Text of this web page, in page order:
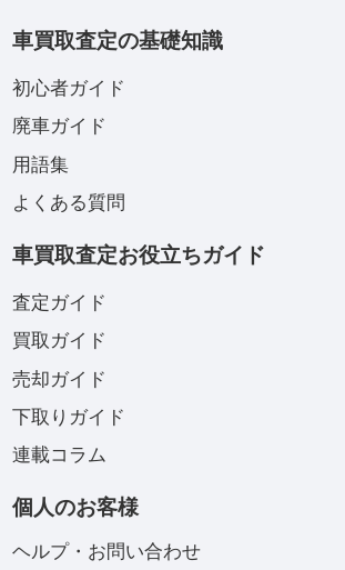
車買取査定の基礎知識
初心者ガイド
廃車ガイド
用語集
よくある質問
車買取査定お役立ちガイド
査定ガイド
買取ガイド
売却ガイド
下取りガイド
連載コラム
個人のお客様
ヘルプ・お問い合わせ